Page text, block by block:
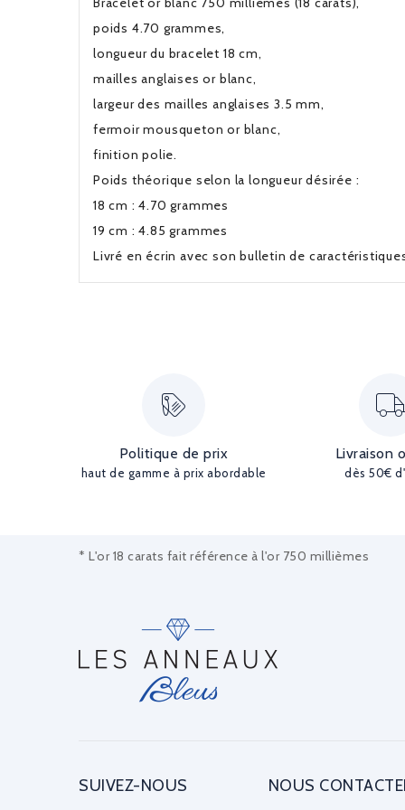
poids 4.70 grammes,
longueur du bracelet 18 cm,
mailles anglaises or blanc,
largeur des mailles anglaises 3.5 mm,
fermoir mousqueton or blanc,
finition polie.
Poids théorique selon la longueur désirée :
18 cm : 4.70 grammes
19 cm : 4.85 grammes
Livré en écrin avec son bulletin de
Politique de prix
haut de gamme à prix abordable
Livraison
dès 50€
* L'or 18 carats fait référence à l'or 750 millièmes
SUIVEZ-NOUS NOUS